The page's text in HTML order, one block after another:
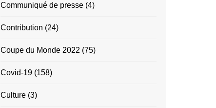
Communiqué de presse (4)
Contribution (24)
Coupe du Monde 2022 (75)
Covid-19 (158)
Culture (3)